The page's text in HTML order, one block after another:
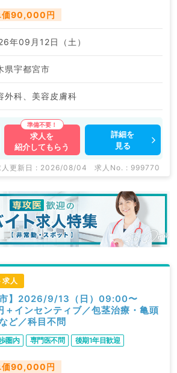
価90,000円
年09月12日（土）
県宇都宮市
外科、美容皮膚科
求人を
紹介してもらう
詳細を
見る
人更新日 : 2026/08/04 求人No. : 999770
求人
市】2026/9/13（日）09:00〜
インセンティブ／包茎治療・亀頭
ど／科目不問
圏内 専門医不問 後期1年目歓迎
価90,000円